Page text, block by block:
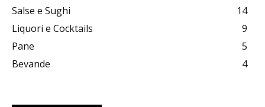
Salse e Sughi
14
Liquori e Cocktails
9
Pane
5
Bevande
4